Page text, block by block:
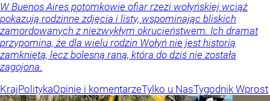
W Buenos Aires potomkowie ofiar rzezi wołyńskiej wciąż
pokazują rodzinne zdjęcia i listy, wspominając bliskich
zamordowanych z niezwykłym okrucieństwem. Ich dramat
przypomina, że dla wielu rodzin Wołyń nie jest historią
zamkniętą, lecz bolesną raną, która do dziś nie została
zagojona.
KrajPolitykaOpinie i komentarzeTylko u NasTygodnik Wprost